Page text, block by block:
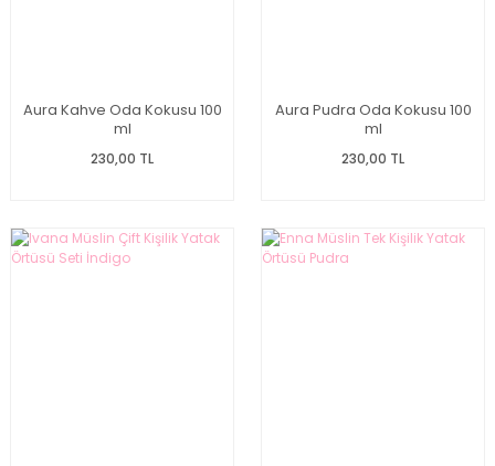
Aura Kahve Oda Kokusu 100
ml
230,00 TL
Aura Pudra Oda Kokusu 100
ml
230,00 TL